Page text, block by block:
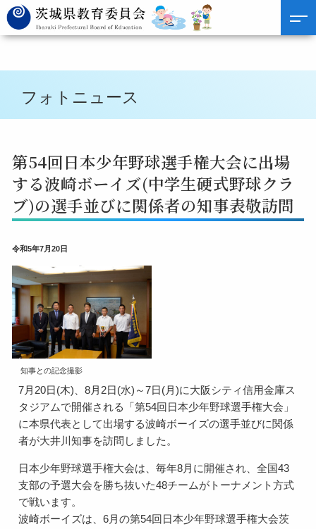
フォトニュース
第54回日本少年野球選手権大会に出場
する波崎ボーイズ(中学生硬式野球クラ
ブ)の選手並びに関係者の知事表敬訪問
令和5年7月20日
知事との記念撮影
7月20日(木)、8月2日(水)～7日(月)に大阪シティ信用金庫ス
タジアムで開催される「第54回日本少年野球選手権大会」
に本県代表として出場する波崎ボーイズの選手並びに関係
者が大井川知事を訪問しました。
日本少年野球選手権大会は、毎年8月に開催され、全国43
支部の予選大会を勝ち抜いた48チームがトーナメント方式
で戦います。
波崎ボーイズは、6月の第54回日本少年野球選手権大会茨